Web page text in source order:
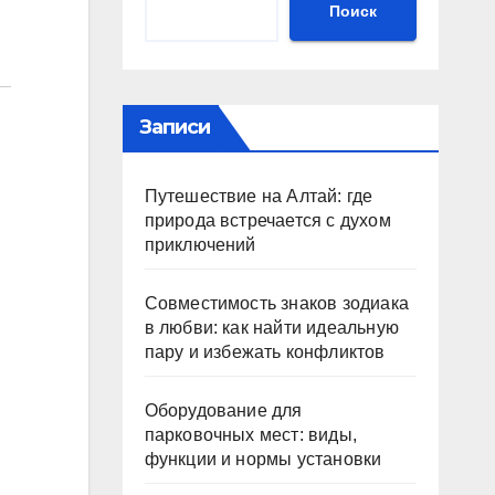
Поиск
Записи
Путешествие на Алтай: где
природа встречается с духом
приключений
Совместимость знаков зодиака
в любви: как найти идеальную
пару и избежать конфликтов
Оборудование для
парковочных мест: виды,
функции и нормы установки